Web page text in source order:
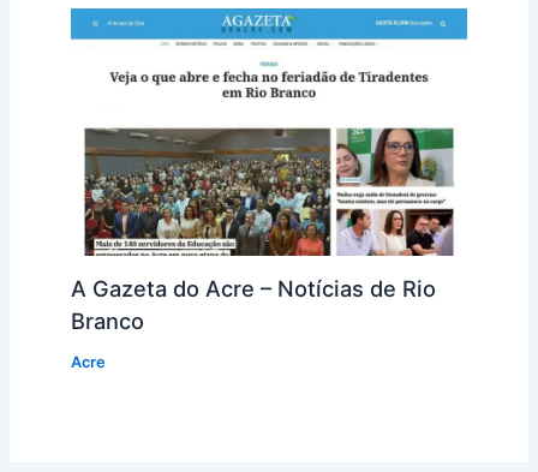
A Gazeta do Acre – Notícias de Rio
Branco
Acre